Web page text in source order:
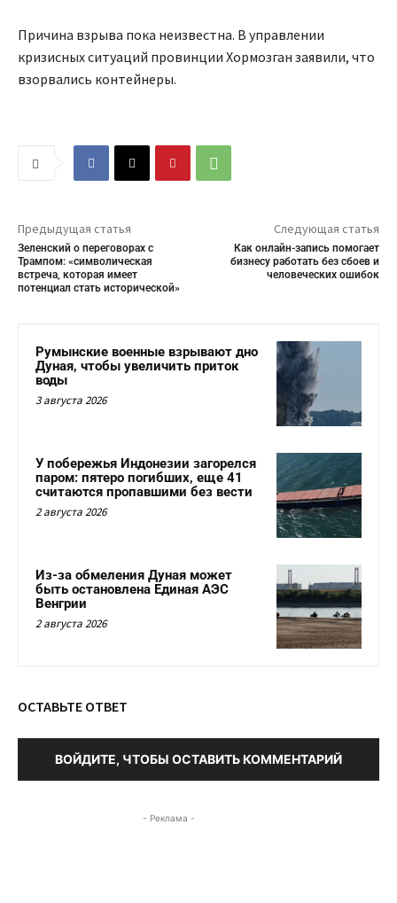
Причина взрыва пока неизвестна. В управлении
кризисных ситуаций провинции Хормозган заявили, что
взорвались контейнеры.
Предыдущая статья
Зеленский о переговорах с
Трампом: «символическая
встреча, которая имеет
потенциал стать исторической»
Следующая статья
Как онлайн-запись помогает
бизнесу работать без сбоев и
человеческих ошибок
Румынские военные взрывают дно
Дуная, чтобы увеличить приток
воды
3 августа 2026
У побережья Индонезии загорелся
паром: пятеро погибших, еще 41
считаются пропавшими без вести
2 августа 2026
Из-за обмеления Дуная может
быть остановлена Единая АЭС
Венгрии
2 августа 2026
ОСТАВЬТЕ ОТВЕТ
ВОЙДИТЕ, ЧТОБЫ ОСТАВИТЬ КОММЕНТАРИЙ
- Реклама -